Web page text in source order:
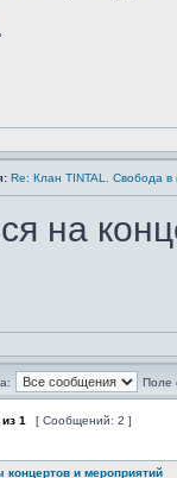
Re: Клан TINTAL. Свобода в
на
Поле
из 1 [ Сообщений: 2 ]
концертов и мероприятий